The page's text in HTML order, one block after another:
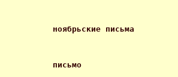
ноябрьские письма
письмо